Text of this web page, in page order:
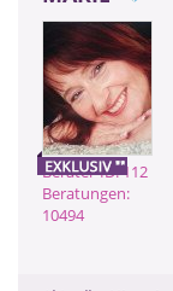
Berater-ID: 112
Beratungen:
10494